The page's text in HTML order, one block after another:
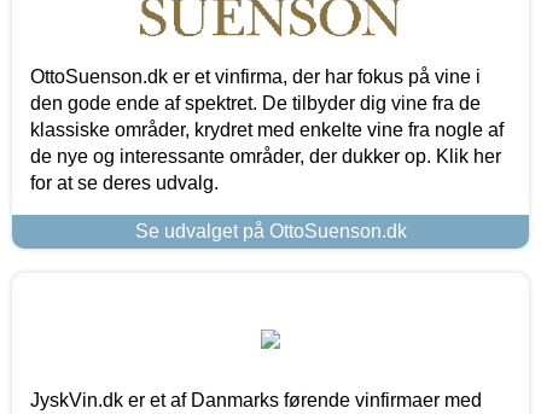
OttoSuenson.dk er et vinfirma, der har fokus på vine i
den gode ende af spektret. De tilbyder dig vine fra de
klassiske områder, krydret med enkelte vine fra nogle af
de nye og interessante områder, der dukker op. Klik her
for at se deres udvalg.
Se udvalget på OttoSuenson.dk
JyskVin.dk er et af Danmarks førende vinfirmaer med